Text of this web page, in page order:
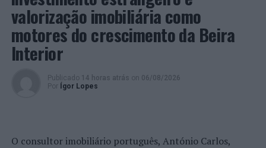
CURIA TECNOPARQUE
DESTAQUE EXPOSIÇÃO
PRÓXIMO
Crianças que usam ecrãs à refeição estão mais
propensas à obesidade
Porto é a segunda cidade não capital mais atrativa para
valorização imobiliária como
motores do crescimento da Beira
Interior
Publicado 14 horas atrás on 06/08/2026
Por
Ígor Lopes
O consultor imobiliário português, António Carlos,